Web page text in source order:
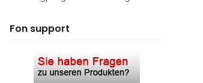
Fon support